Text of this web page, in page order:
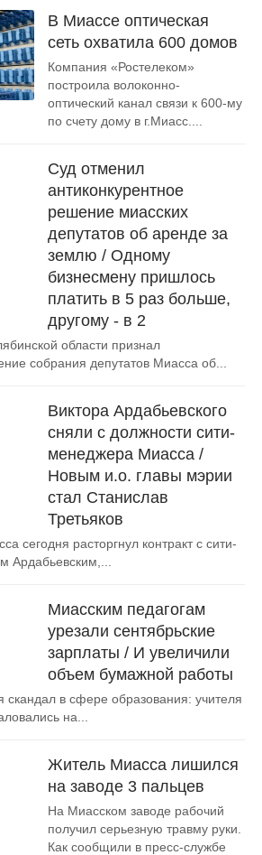
В Миассе оптическая
сеть охватила 600 домов
Компания «Ростелеком»
построила волоконно-
оптический канал связи к 600-му
по счету дому в г.Миасс....
Суд отменил
антиконкурентное
решение миасских
депутатов об аренде за
землю / Одному
бизнесмену пришлось
платить в 5 раз больше,
другому - в 2
области признал
собрания депутатов Миасса об...
Виктора Ардабьевского
сняли с должности сити-
менеджера Миасса /
Новым и.о. главы мэрии
стал Станислав
Третьяков
сегодня расторгнул контракт с сити-
Ардабьевским,...
Миасским педагогам
урезали сентябрьские
зарплаты / И увеличили
объем бумажной работы
скандал в сфере образования: учителя
на...
Житель Миасса лишился
на заводе 3 пальцев
На Миасском заводе рабочий
получил серьезную травму руки.
Как сообщили в пресс-службе